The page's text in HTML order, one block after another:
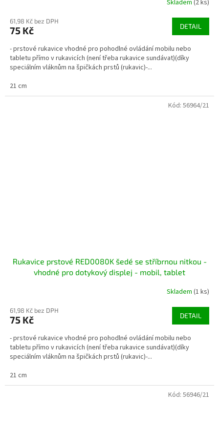
Skladem (2 ks)
61,98 Kč bez DPH
75 Kč DETAIL
- prstové rukavice vhodné pro pohodlné ovládání mobilu nebo
tabletu přímo v rukavicích (není třeba rukavice sundávat)(díky
speciálním vláknům na špičkách prstů (rukavic)-...
21 cm
Rukavice prstové RED0080K šedé se stříbrnou nitkou -
vhodné pro dotykový displej - mobil, tablet
Skladem (1 ks)
61,98 Kč bez DPH
75 Kč DETAIL
- prstové rukavice vhodné pro pohodlné ovládání mobilu nebo
tabletu přímo v rukavicích (není třeba rukavice sundávat)(díky
speciálním vláknům na špičkách prstů (rukavic)-...
21 cm
Kód: 56964/21
Kód: 56946/21